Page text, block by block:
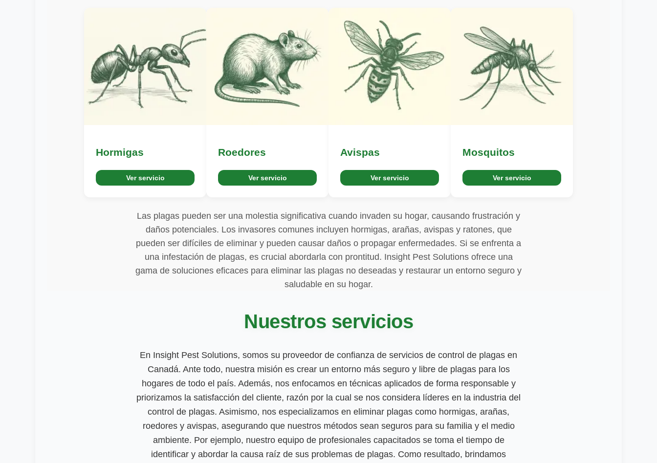
Hormigas
Ver servicio
Roedores
Ver servicio
Avispas
Ver servicio
Mosquitos
Ver servicio
Las plagas pueden ser una molestia significativa cuando invaden su hogar, causando frustración y
daños potenciales. Los invasores comunes incluyen hormigas, arañas, avispas y ratones, que
pueden ser difíciles de eliminar y pueden causar daños o propagar enfermedades. Si se enfrenta a
una infestación de plagas, es crucial abordarla con prontitud. Insight Pest Solutions ofrece una
gama de soluciones eficaces para eliminar las plagas no deseadas y restaurar un entorno seguro y
saludable en su hogar.
Nuestros servicios
En Insight Pest Solutions, somos su proveedor de confianza de servicios de control de plagas en
Canadá. Ante todo, nuestra misión es crear un entorno más seguro y libre de plagas para los
hogares de todo el país. Además, nos enfocamos en técnicas aplicados de forma responsable y
priorizamos la satisfacción del cliente, razón por la cual se nos considera líderes en la industria del
control de plagas. Asimismo, nos especializamos en eliminar plagas como hormigas, arañas,
roedores y avispas, asegurando que nuestros métodos sean seguros para su familia y el medio
ambiente. Por ejemplo, nuestro equipo de profesionales capacitados se toma el tiempo de
identificar y abordar la causa raíz de sus problemas de plagas. Como resultado, brindamos